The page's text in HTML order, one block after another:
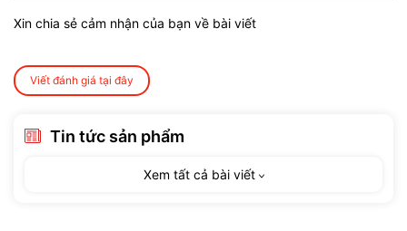
2. Các nguồn protein thực vật phổ biến
Xin chia sẻ cảm nhận của bạn về bài viết
Viết đánh giá tại đây
Tin tức sản phẩm
Xem tất cả bài viết